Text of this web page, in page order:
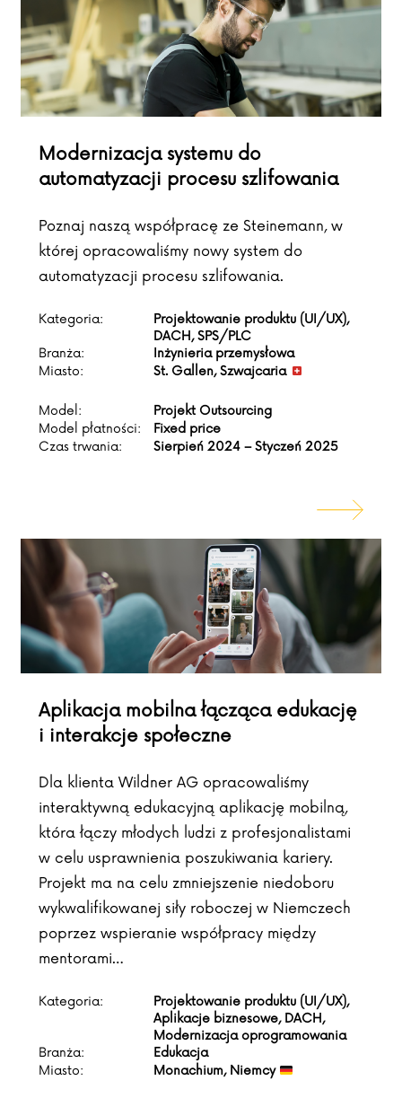
Modernizacja systemu do
automatyzacji procesu szlifowania
Poznaj naszą współpracę ze Steinemann, w
której opracowaliśmy nowy system do
automatyzacji procesu szlifowania.
Kategoria:
Projektowanie produktu (UI/UX),
DACH, SPS/PLC
Branża:
Inżynieria przemysłowa
Miasto:
St. Gallen, Szwajcaria
Model:
Projekt Outsourcing
Model płatności:
Fixed price
Czas trwania:
Sierpień 2024 – Styczeń 2025
Aplikacja mobilna łącząca edukację
i interakcje społeczne
Dla klienta Wildner AG opracowaliśmy
interaktywną edukacyjną aplikację mobilną,
która łączy młodych ludzi z profesjonalistami
w celu usprawnienia poszukiwania kariery.
Projekt ma na celu zmniejszenie niedoboru
wykwalifikowanej siły roboczej w Niemczech
poprzez wspieranie współpracy między
mentorami…
Kategoria:
Projektowanie produktu (UI/UX),
Aplikacje biznesowe, DACH,
Modernizacja oprogramowania
Branża:
Edukacja
Miasto:
Monachium, Niemcy